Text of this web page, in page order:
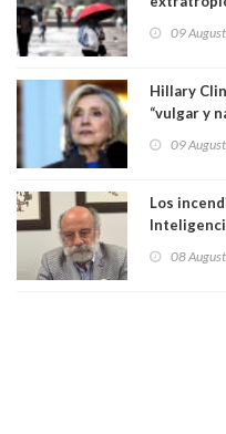
09
Hillary
“vulgar y
casa. Y la
09
Los
Magister
08